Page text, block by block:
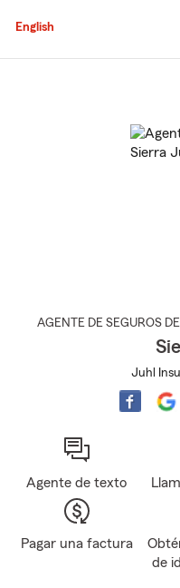
English
AGENTE DE SEGUROS
Juhl
Agente de texto
Pagar una factura
de